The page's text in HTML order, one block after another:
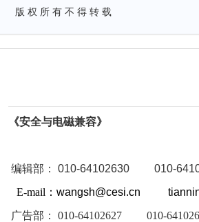
版 权 所 有 不 得 转 载
《安全与电磁兼容》
编辑部：
010-64102630 010-
E-mail： wangsh@cesi.cn
广告部：
010-64102627 010-